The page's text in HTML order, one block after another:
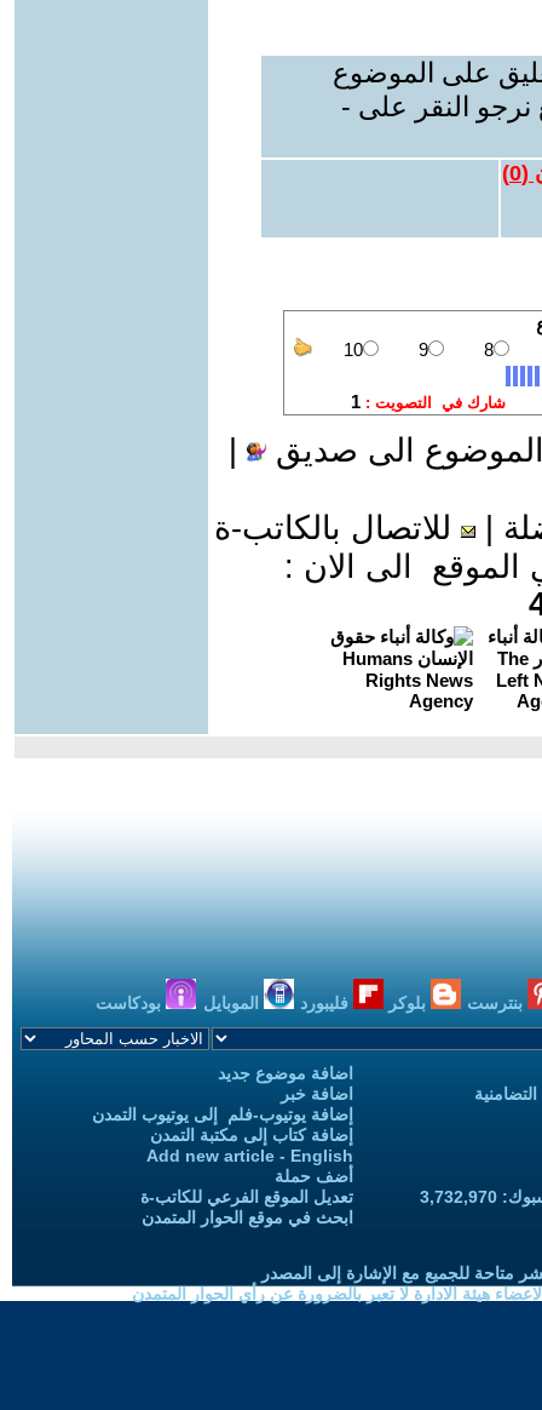
على الموضوع
نرجو النقر على -
(
0
)
الى صديق
للاتصال بالكاتب-ة
الى الان :
بنترست بلوكر فليبورد الموبايل بودكاست
اضافة موضوع جديد
اضافة خبر
إضافة يوتيوب-فلم إلى يوتيوب التمدن
إضافة كتاب إلى مكتبة التمدن
Add new article - English
أضف حملة
تعديل الموقع الفرعي للكاتب-ة
ابحث في موقع الحوار المتمدن
متاحة للجميع مع الإشارة إلى المصدر
هيئة الادارة لا تعبر بالضرورة عن رأي الحوار المتمدن